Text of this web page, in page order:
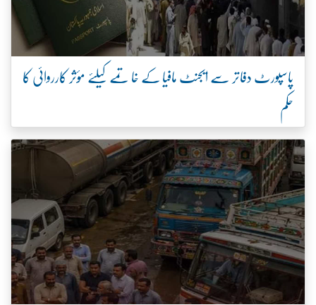
پاسپورٹ دفاتر سے ایجنٹ مافیا کے خاتمے کیلئے مؤثر کارروائی کا
حکم